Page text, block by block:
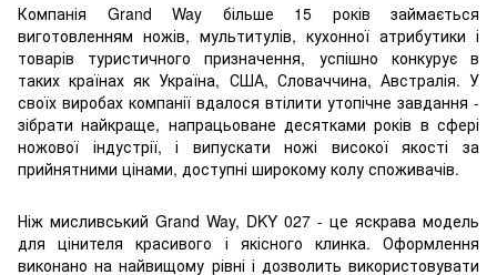
Компанія Grand Way більше 15 років займається
виготовленням ножів, мультитулів, кухонної атрибутики і
товарів туристичного призначення, успішно конкурує в
таких країнах як Україна, США, Словаччина, Австралія. У
своїх виробах компанії вдалося втілити утопічне завдання -
зібрати найкраще, напрацьоване десятками років в сфері
ножової індустрії, і випускати ножі високої якості за
прийнятними цінами, доступні широкому колу споживачів.
Ніж мисливський Grand Way, DKY 027 - це яскрава модель
для цінителя красивого і якісного клинка. Оформлення
виконано на найвищому рівні і дозволить використовувати